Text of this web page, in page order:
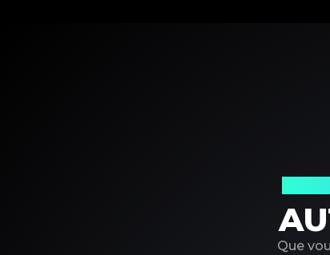
Que